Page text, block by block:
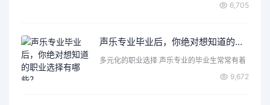
6,705
声乐专业毕业后，你绝对想知道的职业选择有哪些？
多元化的职业选择 声乐专业的毕业生常常有着
9,672